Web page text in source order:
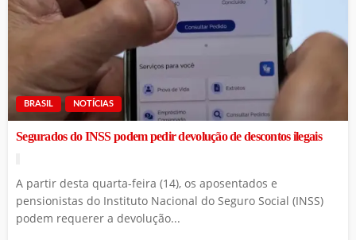
BRASIL NOTÍCIAS
Segurados do INSS podem pedir devolução de descontos ilegais
A partir desta quarta-feira (14), os aposentados e
pensionistas do Instituto Nacional do Seguro Social (INSS)
podem requerer a devolução...